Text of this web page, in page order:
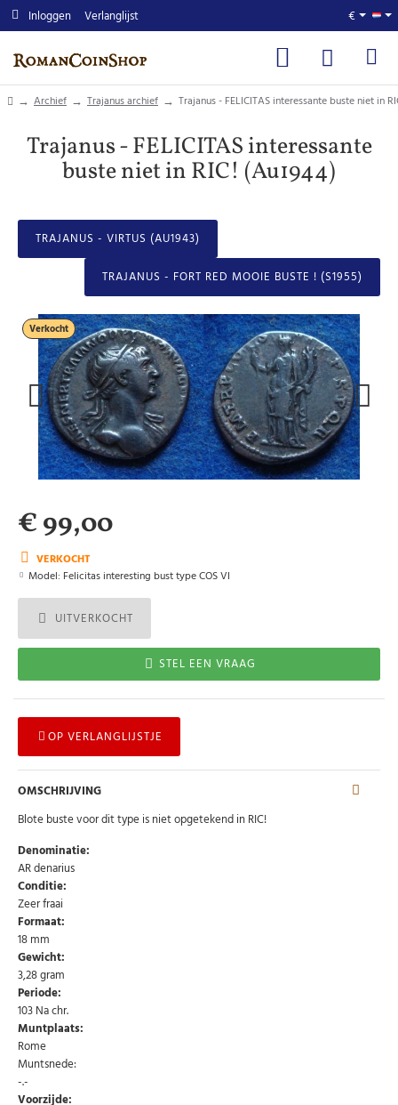
Inloggen Verlanglijst €
homeArchief Trajanus archief Trajanus - FELICITAS interessante buste niet in
Trajanus - FELICITAS interessante
buste niet in RIC! (Au1944)
TRAJANUS - VIRTUS (AU1943)
TRAJANUS - FORT RED MOOIE BUSTE ! (S1955)
Verkocht
VERKOCHT
Model: Felicitas interesting bust type COS VI
€ 99,00
UITVERKOCHT
STEL EEN VRAAG
OP VERLANGLIJSTJE
OMSCHRIJVING
Blote buste voor dit type is niet opgetekend in RIC!
Denominatie:
AR denarius
Conditie:
Zeer fraai
Formaat:
18 mm
Gewicht:
3,28 gram
Periode:
103 Na chr.
Muntplaats:
Rome
Muntsnede:
-.-
Voorzijde: